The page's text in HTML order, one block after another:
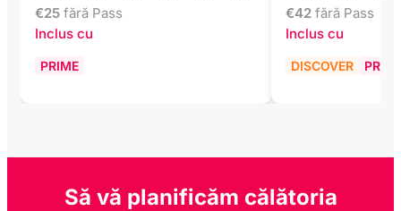
€25 fără Pass
Inclus cu
PRIME
€42 fără Pass
Inclus cu
DISCOVER
Să vă planificăm călătoria